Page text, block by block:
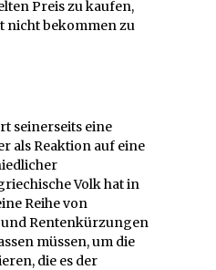
Preis zu kaufen,
nicht bekommen zu
seinerseits eine
als Reaktion auf eine
Volk hat in
Reihe von
Rentenkürzungen
müssen, um die
die es der